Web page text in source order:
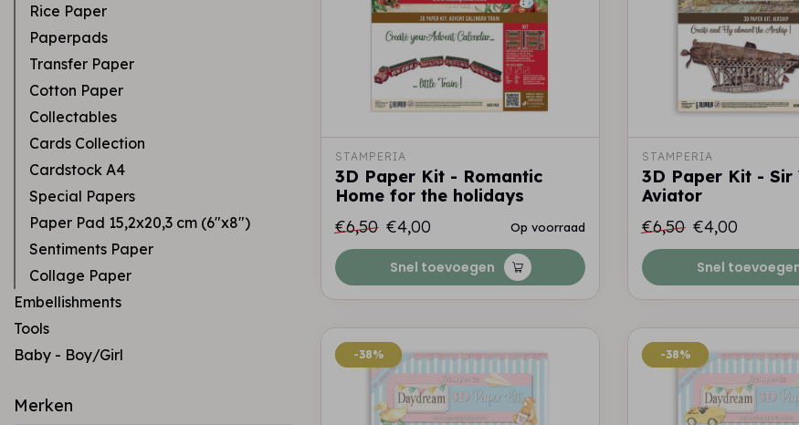
Rice Paper
Paperpads
Transfer Paper
Cotton Paper
Collectables
Cards Collection
Cardstock A4
Special Papers
Paper Pad 15,2x20,3 cm (6"x8")
Sentiments Paper
Collage Paper
Embellishments
Tools
Baby - Boy/Girl
Merken
STAMPERIA
3D Paper Kit - Romantic
Home for the holidays
€6,50 €4,00 Op voorraad
Snel toevoegen
STAMPERIA
3D Paper Kit - Sir
Aviator
€6,50 €4,00
Snel
-38%
-38% -38%
-38%